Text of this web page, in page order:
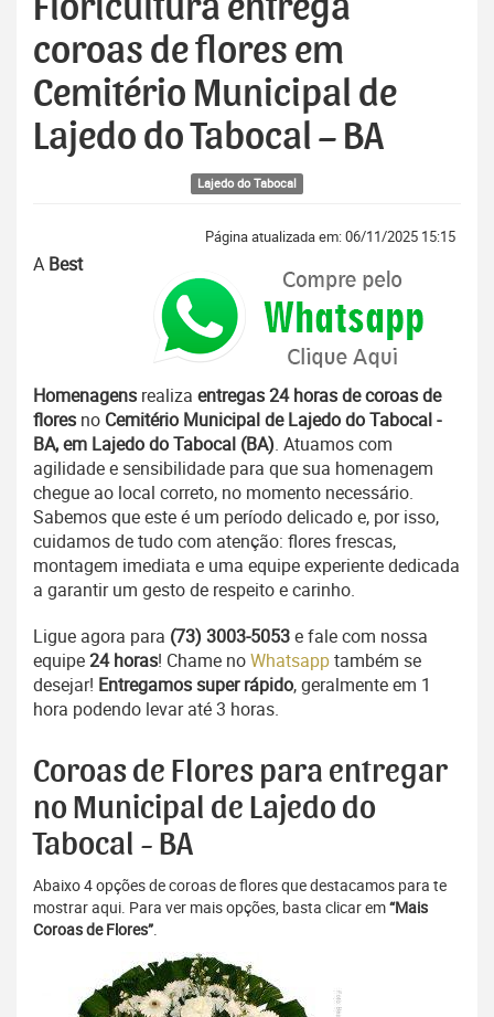
Floricultura entrega
coroas de flores em
Cemitério Municipal de
Lajedo do Tabocal – BA
Lajedo do Tabocal
Página atualizada em: 06/11/2025 15:15
A Best
Homenagens realiza entregas 24 horas de coroas de
flores no Cemitério Municipal de Lajedo do Tabocal -
BA, em Lajedo do Tabocal (BA). Atuamos com
agilidade e sensibilidade para que sua homenagem
chegue ao local correto, no momento necessário.
Sabemos que este é um período delicado e, por isso,
cuidamos de tudo com atenção: flores frescas,
montagem imediata e uma equipe experiente dedicada
a garantir um gesto de respeito e carinho.
Ligue agora para (73) 3003-5053e fale com nossa
equipe24 horas! Chame noWhatsapptambém se
desejar! Entregamos super rápido, geralmente em 1
hora podendo levar até 3 horas.
Coroas de Flores para entregar
no Municipal de Lajedo do
Tabocal - BA
Abaixo 4 opções de coroas de flores que destacamos para te
mostrar aqui. Para ver mais opções, basta clicar em“Mais
Coroas de Flores”.